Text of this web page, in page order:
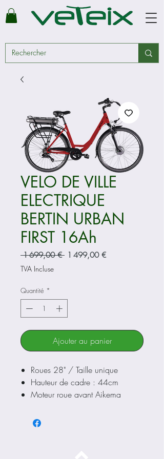
VELO DE VILLE
ELECTRIQUE
BERTIN URBAN
FIRST 16Ah
1 699,00 € Prix
1 499,00 €Prix
TVA Incluse
Quantité *
Ajouter au panier
Roues 28" / Taille unique
Hauteur de cadre : 44cm
Moteur roue avant Aikema
Batterie 15.6Ah 560Wh
Display LCD